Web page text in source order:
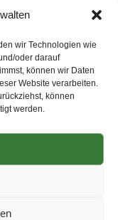
wir Technologien wie
oder darauf
können wir Daten
Website verarbeiten.
können
werden.
Landratsamt